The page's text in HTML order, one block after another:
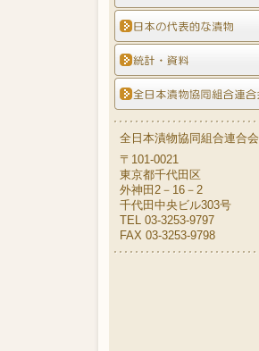
全日本漬物協同組合連合会
〒101-0021
東京都千代田区
外神田2－16－2
千代田中央ビル303号
TEL 03-3253-9797
FAX 03-3253-9798